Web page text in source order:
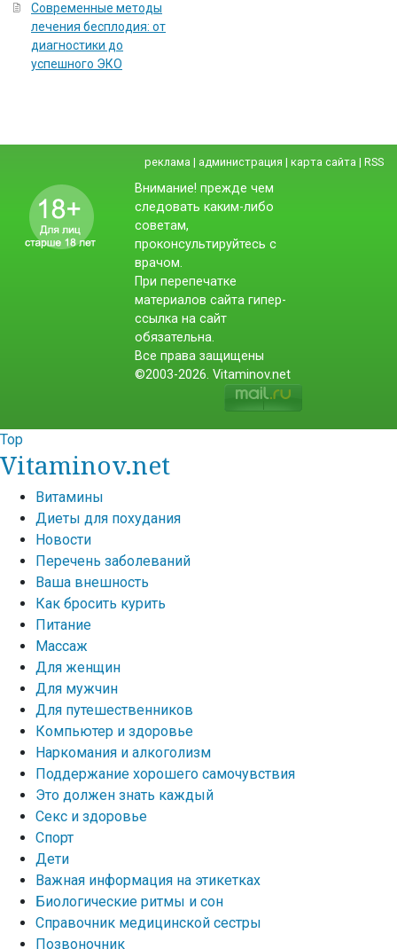
Современные методы
лечения бесплодия: от
диагностики до
успешного ЭКО
реклама | администрация | карта сайта | RSS
Внимание! прежде чем
следовать каким-либо
советам,
проконсультируйтесь с
врачом.
При перепечатке
материалов сайта гипер-
ссылка на сайт
обязательна.
Все права защищены
©2003-2026. Vitaminov.net
Top
Vitaminov.net
Витамины
Диеты для похудания
Новости
Перечень заболеваний
Ваша внешность
Как бросить курить
Питание
Массаж
Для женщин
Для мужчин
Для путешественников
Компьютер и здоровье
Наркомания и алкоголизм
Поддержание хорошего самочувствия
Это должен знать каждый
Секс и здоровье
Спорт
Дети
Важная информация на этикетках
Биологические ритмы и сон
Справочник медицинской сестры
Позвоночник